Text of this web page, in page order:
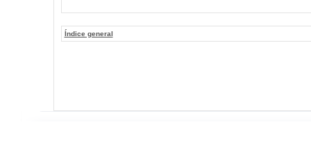
Índice general